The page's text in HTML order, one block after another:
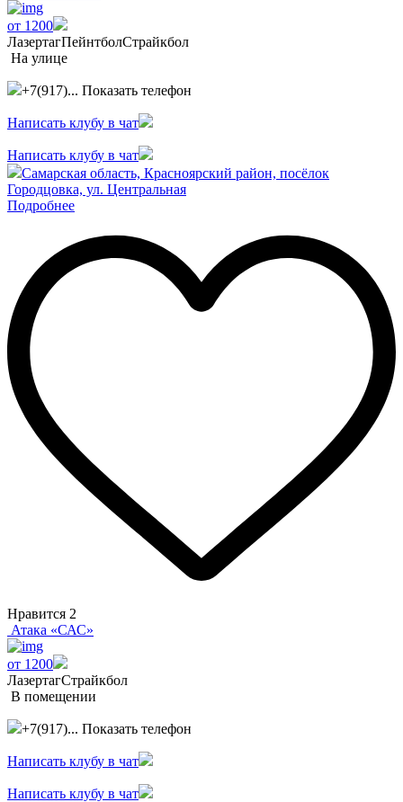
от 1200
ЛазертагПейнтболСтрайкбол
На улице
+7(917)... Показать телефон
Написать клубу в чат
Написать клубу в чат
Самарская область, Красноярский район, посёлок
Городцовка, ул. Центральная
Подробнее
Нравится 2
Атака «САС»
от 1200
ЛазертагСтрайкбол
В помещении
+7(917)... Показать телефон
Написать клубу в чат
Написать клубу в чат